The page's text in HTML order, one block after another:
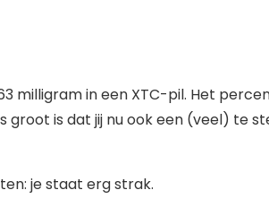
milligram in een XTC-pil. Het
groot is dat jij nu ook een (veel) te
je staat erg strak.